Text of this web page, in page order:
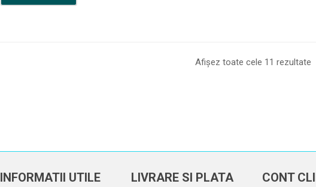
Afișez toate cele 11 rezultate
INFORMATII UTILE LIVRARE SI PLATA CONT